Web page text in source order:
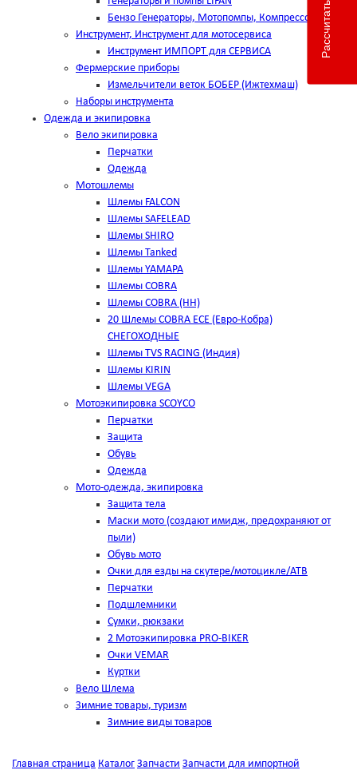
Бензо Генераторы, Мотопомпы, Компрессоры
Инструмент, Инструмент для мотосервиса
Инструмент ИМПОРТ для СЕРВИСА
Фермерские приборы
Измельчители веток БОБЕР (Ижтехмаш)
Наборы инструмента
Одежда и экипировка
Вело экипировка
Перчатки
Одежда
Мотошлемы
Шлемы FALCON
Шлемы SAFELEAD
Шлемы SHIRO
Шлемы Tanked
Шлемы YAMAPA
Шлемы COBRA
Шлемы COBRA (HH)
20 Шлемы COBRA ECE (Евро-Кобра)
СНЕГОХОДНЫЕ
Шлемы TVS RACING (Индия)
Шлемы KIRIN
Шлемы VEGA
Мотоэкипировка SCOYCO
Перчатки
Защита
Обувь
Одежда
Мото-одежда, экипировка
Защита тела
Маски мото (создают имидж, предохраняют от
пыли)
Обувь мото
Очки для езды на скутере/мотоцикле/АТВ
Перчатки
Подшлемники
Сумки, рюкзаки
2 Мотоэкипировка PRO-BIKER
Очки VEMAR
Куртки
Вело Шлема
Зимние товары, туризм
Зимние виды товаров
Главная страница Каталог Запчасти Запчасти для импортной